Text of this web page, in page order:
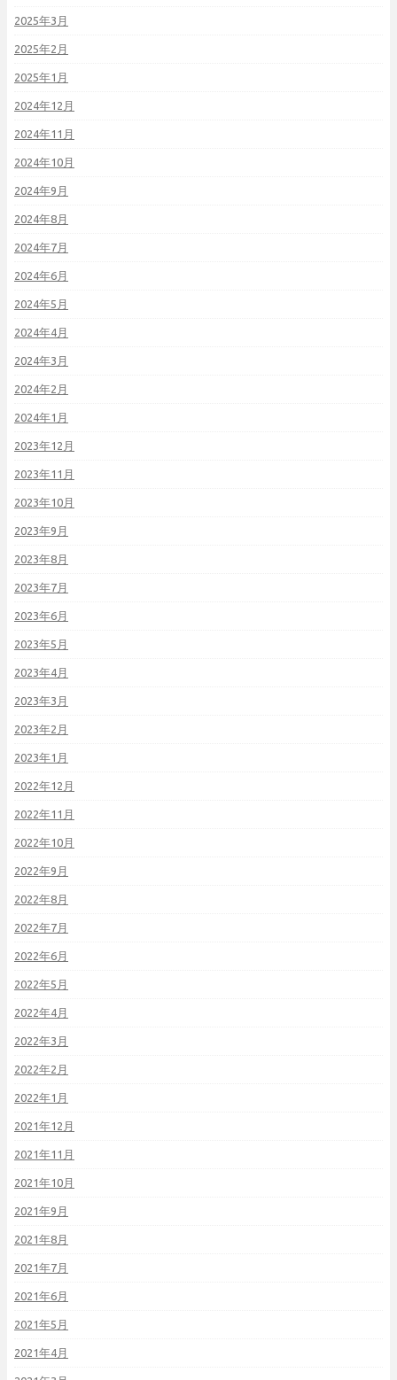
2025年3月
2025年2月
2025年1月
2024年12月
2024年11月
2024年10月
2024年9月
2024年8月
2024年7月
2024年6月
2024年5月
2024年4月
2024年3月
2024年2月
2024年1月
2023年12月
2023年11月
2023年10月
2023年9月
2023年8月
2023年7月
2023年6月
2023年5月
2023年4月
2023年3月
2023年2月
2023年1月
2022年12月
2022年11月
2022年10月
2022年9月
2022年8月
2022年7月
2022年6月
2022年5月
2022年4月
2022年3月
2022年2月
2022年1月
2021年12月
2021年11月
2021年10月
2021年9月
2021年8月
2021年7月
2021年6月
2021年5月
2021年4月